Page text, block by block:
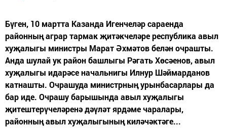
Бүген, 10 мартта Казанда Игенчеләр сараенда
районның аграр тармак җитәкчеләре республика авыл
хуҗалыгы министры Марат Әхмәтов белән очрашты.
Анда шулай ук район башлыгы Рәгать Хөсәенов, авыл
хуҗалыгы идарәсе начальнигы Илнур Шәймарданов
катнашты. Очрашуда министрның урынбасарлары да
бар иде. Очрашу барышында авыл хуҗалыгы
җитештерүчеләренә дәүләт ярдәме чаралары,
районның авыл хуҗалыгының киләчәктәге...